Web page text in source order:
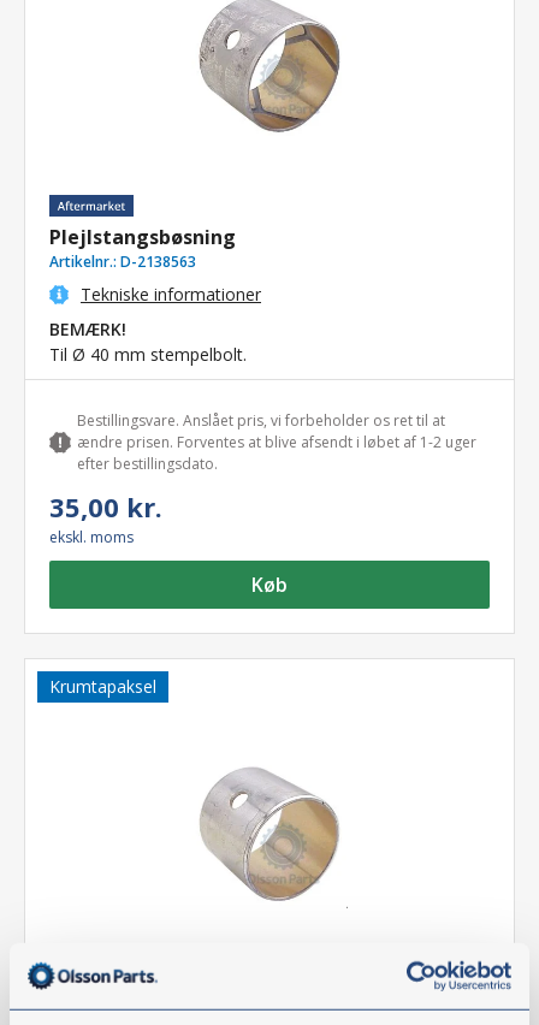
Plejlstangsbøsning
Artikelnr.: D-2138563
Tekniske informationer
BEMÆRK!
Til Ø 40 mm stempelbolt.
Bestillingsvare. Anslået pris, vi forbeholder os ret til at
ændre prisen. Forventes at blive afsendt i løbet af 1-2 uger
efter bestillingsdato.
35,00 kr.
ekskl. moms
Køb
Krumtapaksel
Plejlstangsbøsning